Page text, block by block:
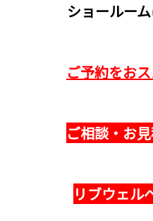
ショールー
ご予約をお
ご相談・お
リブウェル